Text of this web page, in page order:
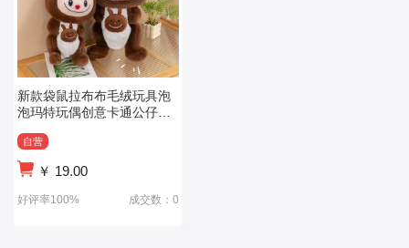
新款袋鼠拉布布毛绒玩具泡
泡玛特玩偶创意卡通公仔布
自营
￥ 19.00
好评率100% 成交数：0